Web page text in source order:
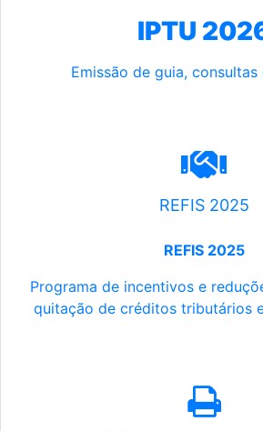
IPTU
Emissão de guia,
REFIS 2025
REFIS 2025
Programa de incentivos e
quitação de créditos tributários